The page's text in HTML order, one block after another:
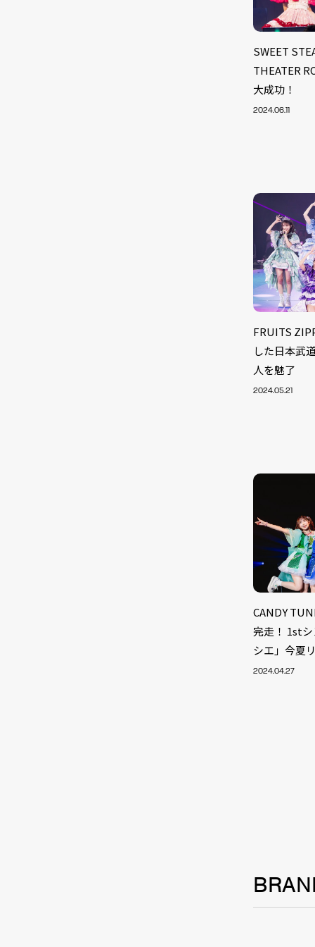
SWEET
THEATER
大成功！
2024.06.11
FRUITS
した日本武
人を魅了
2024.05.21
CANDY
完走！ 1st
シエ」今夏
2024.04.27
ABOUT